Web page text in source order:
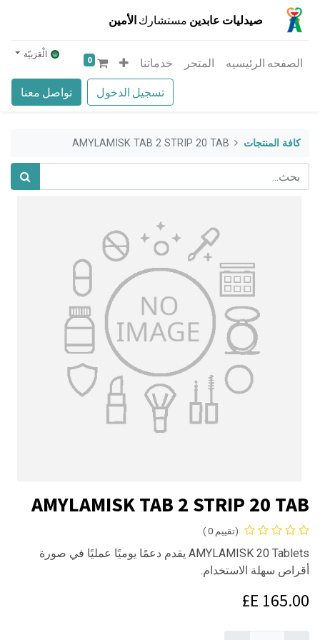
صيدليات عابدين مستشارك الأمين
تسجيل الدخول تواصل معنا
الصفحه الرئيسيه المتجر خدماتنا 0 الْعَرَبيّة
كافة المنتجات AMYLAMISK TAB 2 STRIP 20 TAB
AMYLAMISK TAB 2 STRIP 20 TAB
(تقييم 0 )
AMYLAMISK 20 Tablets يقدم دعمًا يوميًا عمليًا في صورة
أقراص سهلة الاستخدام.
165.00